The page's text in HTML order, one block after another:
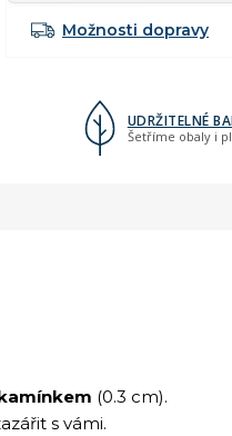
Možnosti dopravy
UDRŽITELNÉ
Šetříme obaly i
(0.3 cm).
s vámi.